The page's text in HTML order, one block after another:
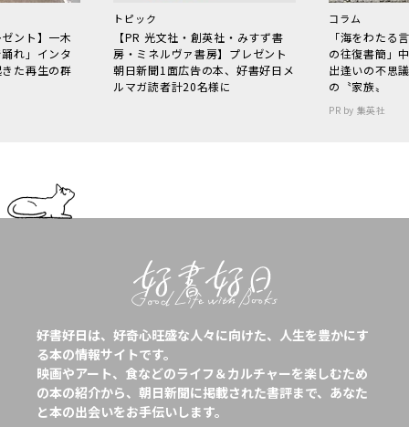
ント】一木
れ」インタ
た再生の群
トピック
【PR 光文社・創英社・みすず書
房・ミネルヴァ書房】プレゼント
朝日新聞1面広告の本、好書好日メ
ルマガ読者計20名様に
コラム
「海をわた
の往復書簡」
出逢いの不思
の〝家族〟
PR by 集英社
好書好日は、好奇心旺盛な人々に向けた、人生を豊かにす
る本の情報サイトです。
映画やアート、食などのライフ＆カルチャーを楽しむため
の本の紹介から、朝日新聞に掲載された書評まで、あなた
と本の出会いをお手伝いします。